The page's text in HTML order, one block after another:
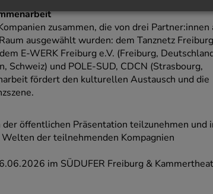
zusammen, die von drei Partner:innen
ausgewählt wurden: dem Tanznetz Freiburg
E-WERK Freiburg e.V. (Freiburg,
Schweiz) und POLE-SUD, CDCN (Strasbourg,
fördert den kulturellen Austausch und die
öffentlichen Präsentation teilzunehmen und
der teilnehmenden Kompagnien
im SÜDUFER Freiburg &